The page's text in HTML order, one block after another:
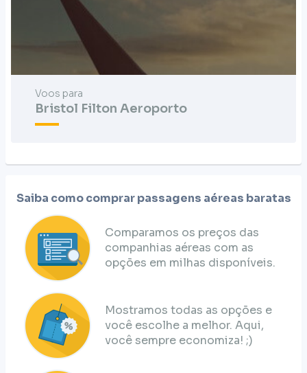
Voos para
Bristol Filton Aeroporto
Saiba como comprar passagens aéreas baratas
Comparamos os preços das
companhias aéreas com as
opções em milhas disponíveis.
Mostramos todas as opções e
você escolhe a melhor. Aqui,
você sempre economiza! ;)